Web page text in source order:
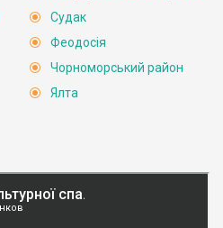
Судак
Феодосія
Чорноморський район
Ялта